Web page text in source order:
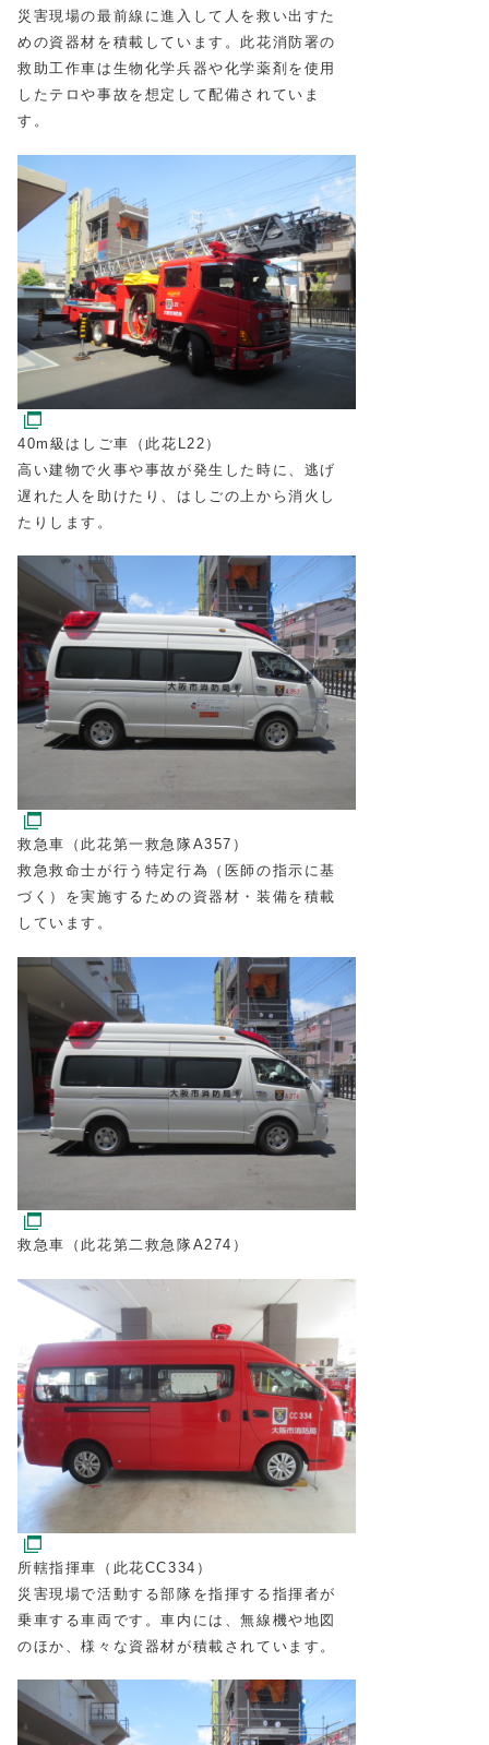
災害現場の最前線に進入して人を救い出すた
めの資器材を積載しています。此花消防署の
救助工作車は生物化学兵器や化学薬剤を使用
したテロや事故を想定して配備されていま
す。
40m級はしご車（此花L22）
高い建物で火事や事故が発生した時に、逃げ
遅れた人を助けたり、はしごの上から消火し
たりします。
救急車（此花第一救急隊A357）
救急救命士が行う特定行為（医師の指示に基
づく）を実施するための資器材・装備を積載
しています。
救急車（此花第二救急隊A274）
所轄指揮車（此花CC334）
災害現場で活動する部隊を指揮する指揮者が
乗車する車両です。車内には、無線機や地図
のほか、様々な資器材が積載されています。